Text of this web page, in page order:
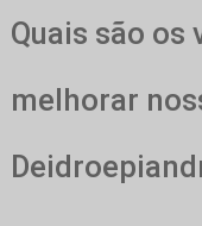
Quais são
melhorar